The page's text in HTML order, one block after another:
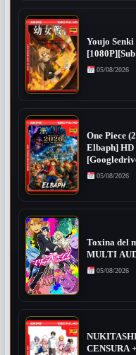
Youjo
05/08/2026
One Piece
Elbaph] HD
05/08/2026
Toxina del
MULTI
05/08/2026
CENSURA